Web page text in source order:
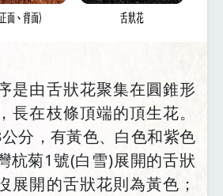
是由舌狀花聚集在圓錐形
長在枝條頂端的頂生花。
公分，有黃色、白色和紫色
杭菊1號(白雪)展開的舌狀
展開的舌狀花則為黃色；